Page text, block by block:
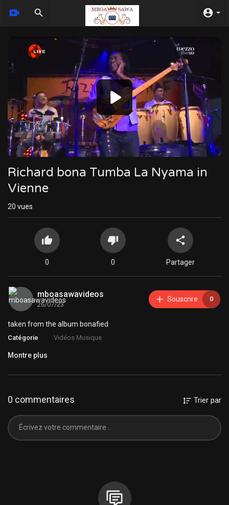
Richard bona Tumba La Nyama in
Vienne
20 vues
0 0 Partager
mboasawavideos
26/07/23
Souscrire 0
taken from the album bonafied
Catégorie Vidéos Musique
Montre plus
0 commentaires Trier par